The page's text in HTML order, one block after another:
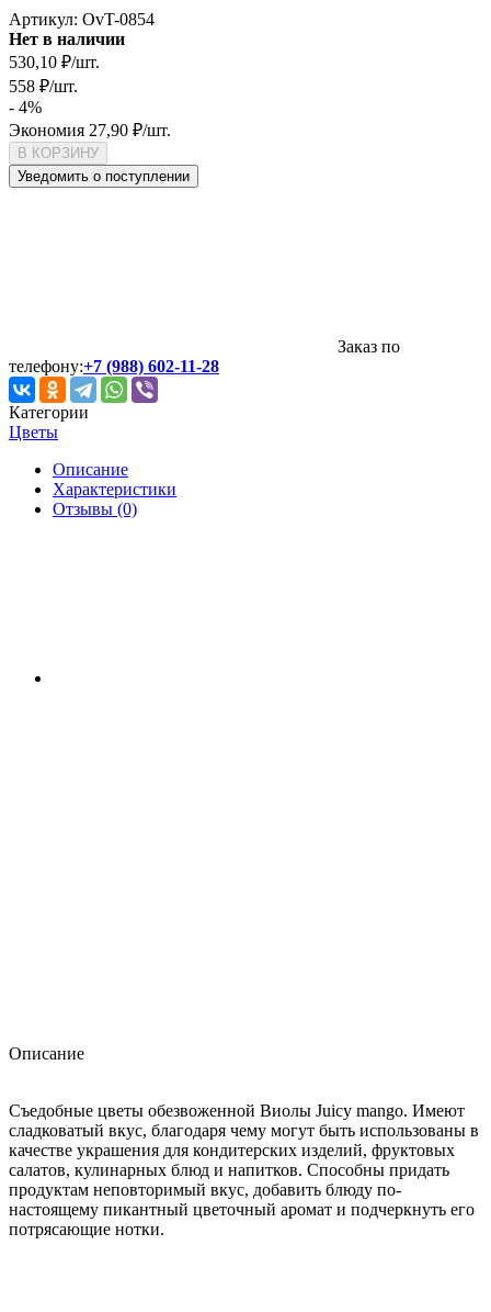
Артикул: OvT-0854
Нет в наличии
530,10 ₽/шт.
558 ₽/шт.
- 4%
Экономия 27,90 ₽/шт.
В КОРЗИНУ
Уведомить о поступлении
Заказ по
телефону:+7 (988) 602-11-28
Категории
Цветы
Описание
Характеристики
Отзывы (0)
Описание
Съедобные цветы обезвоженной Виолы Juicy mango. Имеют
сладковатый вкус, благодаря чему могут быть использованы в
качестве украшения для кондитерских изделий, фруктовых
салатов, кулинарных блюд и напитков. Способны придать
продуктам неповторимый вкус, добавить блюду по-
настоящему пикантный цветочный аромат и подчеркнуть его
потрясающие нотки.